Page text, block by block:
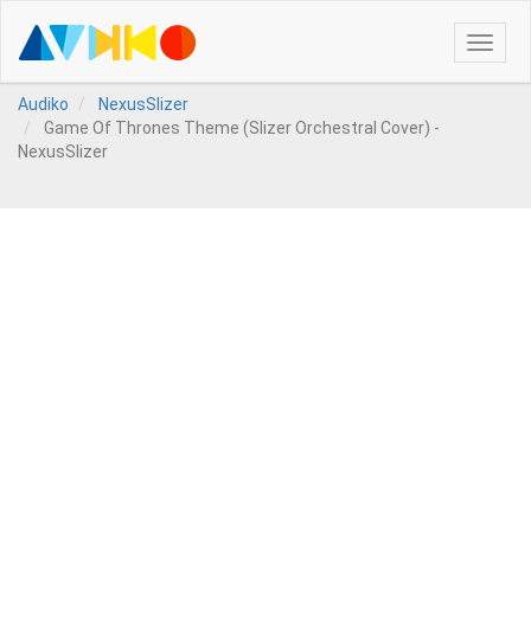
Toggle
Audiko
NexusSlizer
Game Of Thrones Theme (Slizer Orchestral Cover) -
NexusSlizer